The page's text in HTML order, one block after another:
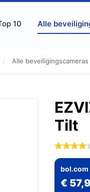
10 Alle
/ Alle beveiligingscameras
Tilt
bol.com
€